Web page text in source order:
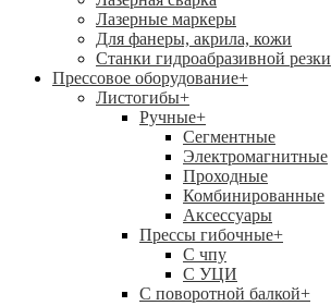
Лазерные маркеры
Для фанеры, акрила, кожи
Станки гидроабразивной резки
Прессовое оборудование+
Листогибы+
Ручные+
Сегментные
Электромагнитные
Проходные
Комбинированные
Аксессуары
Прессы гибочные+
C чпу
С УЦИ
С поворотной балкой+